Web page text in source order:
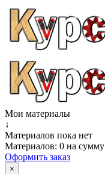
Мои материалы
↓
Материалов пока нет
Материалов: 0 на сумму
Оформить заказ
×